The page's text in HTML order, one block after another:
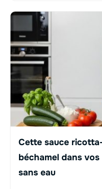
Cette sauce
béchamel dans
sans eau